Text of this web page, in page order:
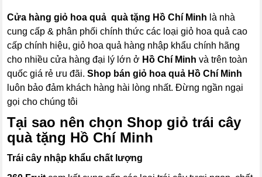
Cửa hàng giỏ hoa quả quà tặng Hồ Chí Minh là nhà
cung cấp & phân phối chính thức các loại giỏ hoa quả cao
cấp chính hiệu, giỏ hoa quả hàng nhập khẩu chính hãng
cho nhiều cửa hàng đại lý lớn ở Hồ Chí Minh và trên toàn
quốc giá rẻ ưu đãi.Shop bán giỏ hoa quả Hồ Chí Minh
luôn bảo đảm khách hàng hài lòng nhất. Đừng ngần ngại
gọi cho chúng tôi
Tại sao nên chọn Shop giỏ trái cây
quà tặng Hồ Chí Minh
Trái cây nhập khẩu chất lượng